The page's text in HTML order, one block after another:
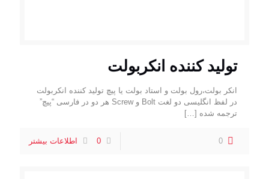
تولید کننده انکربولت
انکر بولت،رول بولت و استاد بولت یا پیچ تولید کننده انکربولت
در لفظ انگلیسی دو لغت Bolt و Screw هر دو در فارسی “پیچ”
ترجمه شده […]
0
0 اطلاعات بیشتر